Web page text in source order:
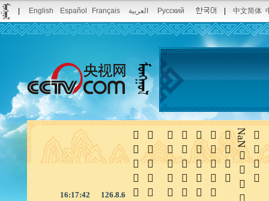
English Español Français العربية Русский 中文简体
16:17:43 126.8.6  


